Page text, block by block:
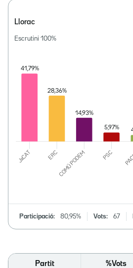
Llorac
Escrutini 100%
Participació: 80,95% Vots: 67
Partit %Vots